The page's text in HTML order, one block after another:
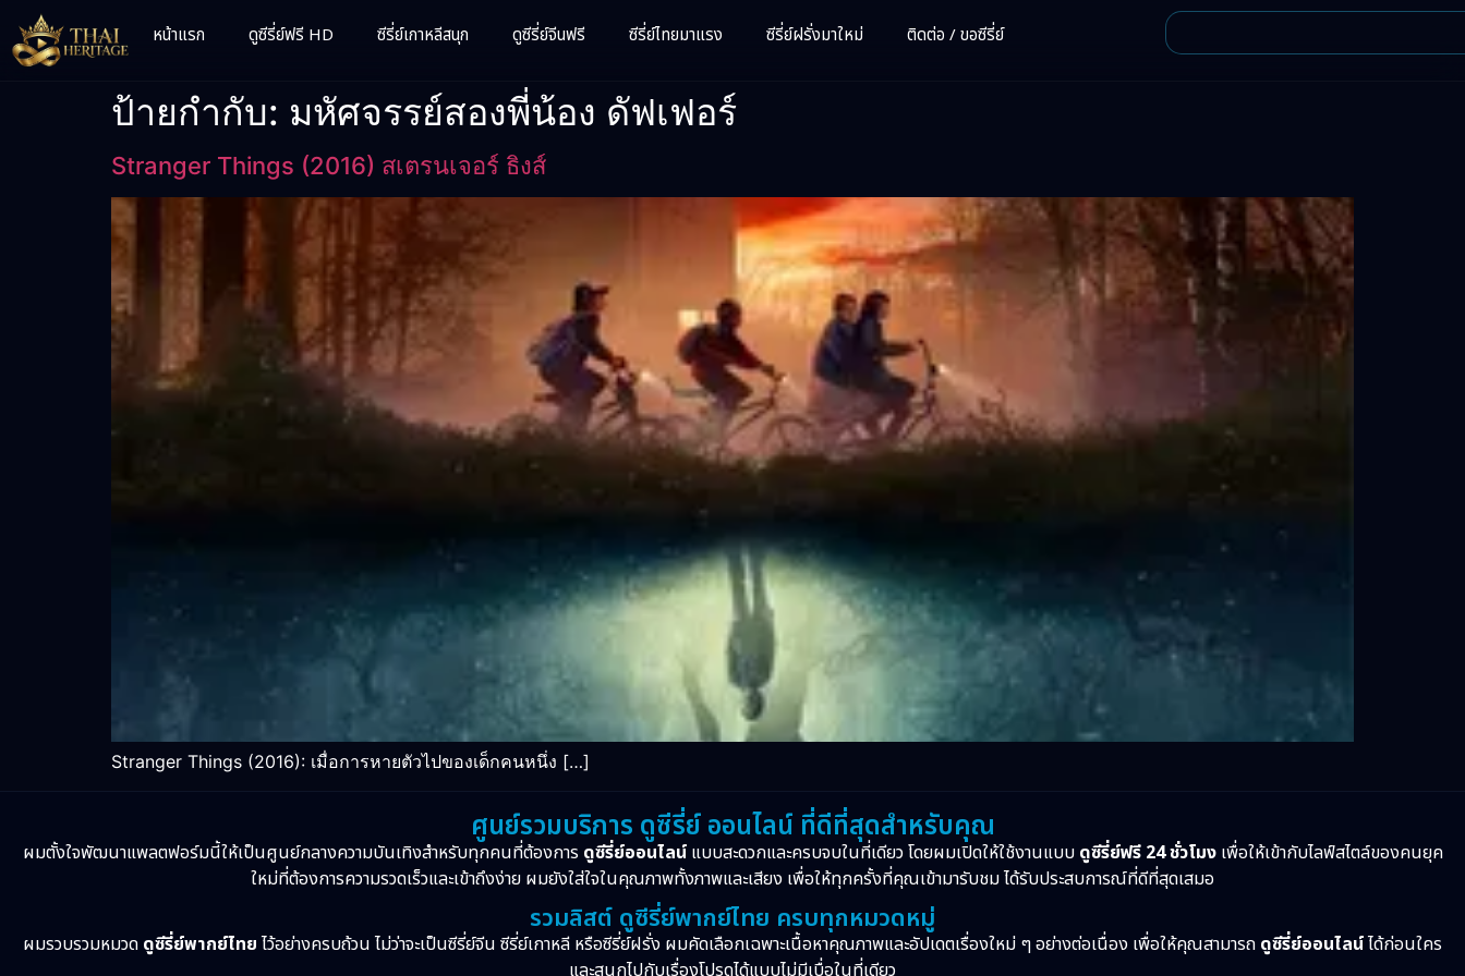
หน้าแรก ดูซีรี่ย์ฟรี HD ซีรี่ย์เกาหลีสนุก ดูซีรี่ย์จีนฟรี ซีรี่ย์ไทยมาแรง ซีรี่ย์ฝรั่งมาใหม่ ติดต่อ / ขอซีรี่ย์
ป้ายกำกับ: มหัศจรรย์สองพี่น้อง ดัฟเฟอร์
Stranger Things (2016) สเตรนเจอร์ ธิงส์
Stranger Things (2016): เมื่อการหายตัวไปของเด็กคนหนึ่ง […]
ศูนย์รวมบริการ ดูซีรี่ย์ ออนไลน์ ที่ดีที่สุดสำหรับคุณ
ผมตั้งใจพัฒนาแพลตฟอร์มนี้ให้เป็นศูนย์กลางความบันเทิงสำหรับทุกคนที่ต้องการ ดูซีรี่ย์ออนไลน์แบบสะดวกและครบจบในที่เดียว โดยผมเปิดให้ใช้งานแบบ ดูซีรี่ย์ฟรี 24 ชั่วโมงเพื่อให้เข้ากับไลฟ์สไตล์ของคนยุค
ใหม่ที่ต้องการความรวดเร็วและเข้าถึงง่าย ผมยังใส่ใจในคุณภาพทั้งภาพและเสียง เพื่อให้ทุกครั้งที่คุณเข้ามารับชม ได้รับประสบการณ์ที่ดีที่สุดเสมอ
รวมลิสต์ ดูซีรี่ย์พากย์ไทย ครบทุกหมวดหมู่
ผมรวบรวมหมวด ดูซีรี่ย์พากย์ไทย ไว้อย่างครบถ้วน ไม่ว่าจะเป็นซีรี่ย์จีน ซีรี่ย์เกาหลี หรือซีรี่ย์ฝรั่ง ผมคัดเลือกเฉพาะเนื้อหาคุณภาพและอัปเดตเรื่องใหม่ ๆ อย่างต่อเนื่อง เพื่อให้คุณสามารถ ดูซีรี่ย์ออนไลน์ได้ก่อนใคร
และสนุกไปกับเรื่องโปรดได้แบบไม่มีเบื่อในที่เดียว